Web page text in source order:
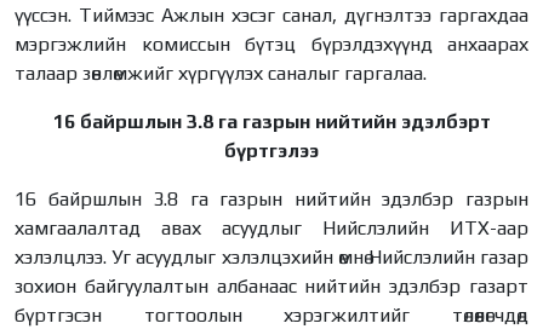
үүссэн. Тиймээс Ажлын хэсэг санал, дүгнэлтээ гаргахдаа
мэргэжлийн комиссын бүтэц бүрэлдэхүүнд анхаарах
талаар зөвлөмжийг хүргүүлэх саналыг гаргалаа.
16 байршлын 3.8 га газрын нийтийн эдэлбэрт
бүртгэлээ
16 байршлын 3.8 га газрын нийтийн эдэлбэр газрын
хамгаалалтад авах асуудлыг Нийслэлийн ИТХ-аар
хэлэлцлээ. Уг асуудлыг хэлэлцэхийн өмнө Нийслэлийн газар
зохион байгуулалтын албанаас нийтийн эдэлбэр газарт
бүртгэсэн тогтоолын хэрэгжилтийг төлөөлөгчдөд